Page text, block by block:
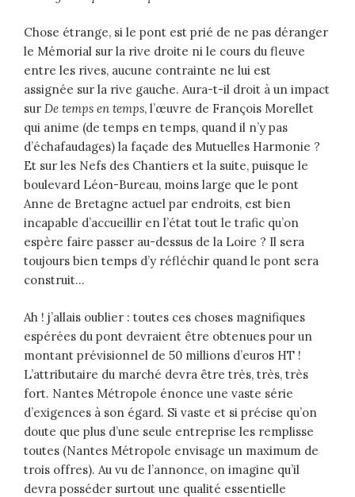
Chose étrange, si le pont est prié de ne pas déranger
le Mémorial sur la rive droite ni le cours du fleuve
entre les rives, aucune contrainte ne lui est
assignée sur la rive gauche. Aura-t-il droit à un impact
sur De temps en temps, l’œuvre de François Morellet
qui anime (de temps en temps, quand il n’y pas
d’échafaudages) la façade des Mutuelles Harmonie ?
Et sur les Nefs des Chantiers et la suite, puisque le
boulevard Léon-Bureau, moins large que le pont
Anne de Bretagne actuel par endroits, est bien
incapable d’accueillir en l’état tout le trafic qu’on
espère faire passer au-dessus de la Loire ? Il sera
toujours bien temps d’y réfléchir quand le pont sera
construit…
Ah ! j’allais oublier : toutes ces choses magnifiques
espérées du pont devraient être obtenues pour un
montant prévisionnel de 50 millions d’euros HT !
L’attributaire du marché devra être très, très, très
fort. Nantes Métropole énonce une vaste série
d’exigences à son égard. Si vaste et si précise qu’on
doute que plus d’une seule entreprise les remplisse
toutes (Nantes Métropole envisage un maximum de
trois offres). Au vu de l’annonce, on imagine qu’il
devra posséder surtout une qualité essentielle